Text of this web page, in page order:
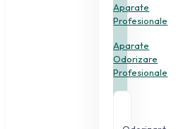
Aparate
Profesionale
Aparate
Odorizare
Profesionale